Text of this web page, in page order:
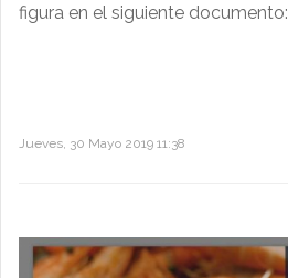
figura en el siguiente documento:
Jueves, 30 Mayo 2019 11:38